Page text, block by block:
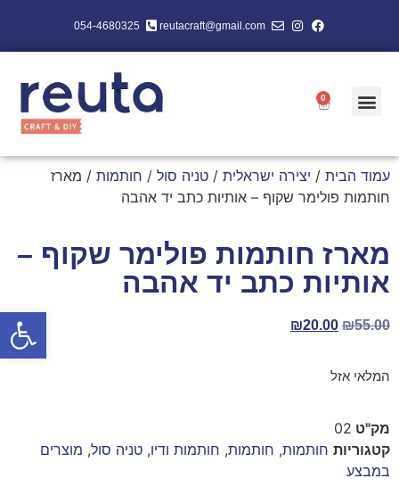
פתח
reutacraft@gmail.com
054-4680325
0
עמוד הבית / יצירה ישראלית / טניה סול / חותמות / מארז
חותמות פולימר שקוף – אותיות כתב יד אהבה
מארז חותמות פולימר שקוף –
אותיות כתב יד אהבה
₪55.00
₪20.00
המלאי אזל
מק"ט 02
קטגוריות חותמות, חותמות, חותמות ודיו, טניה סול, מוצרים
במבצע